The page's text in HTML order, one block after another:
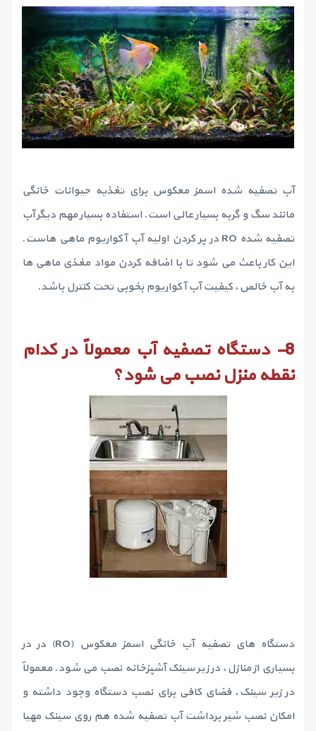
آب تصفیه شده اسمز معکوس برای تغذیه حیوانات خانگی
مانند سگ و گربه بسیار عالی است. استفاده بسیار مهم دیگر آب
تصفیه شده RO در پر کردن اولیه آب آکواریوم ماهی هاست.
این کار باعث می شود تا با اضافه کردن مواد مغذی ماهی ها
به آب خالص، کیفیت آب آکواریوم بخوبی تحت کنترل باشد.
8-
دستگاه تصفیه آب معمولاً در کدام
نقطه منزل نصب می شود؟
دستگاه های تصفیه آب خانگی اسمز معکوس (RO) در در
بسیاری از منازل، در زیر سینک آشپزخانه نصب می شود. معمولاً
در زیر سینک، فضای کافی برای نصب دستگاه وجود داشته و
امکان نصب شیر برداشت آب تصفیه شده هم روی سینک مهیا